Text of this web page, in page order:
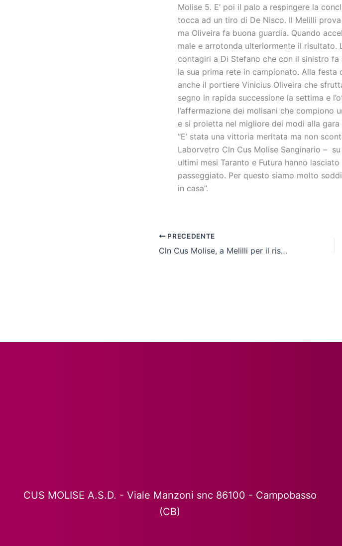
Molise 5. E’ poi il palo a respingere la
tocca ad un tiro di De Nisco. Il Melilli
ma Oliveira fa buona guardia. Quando
male e arrotonda ulteriormente il risultato.
contagiri a Di Stefano che con il sinistro
la sua prima rete in campionato. Alla
anche il portiere Vinicius Oliveira che
segno in rapida successione la settima e
l’affermazione dei molisani che compiono
e si proietta nel migliore dei modi alla
“E’ stata una vittoria meritata ma non
Laborvetro Cln Cus Molise Sanginario –
ultimi mesi Taranto e Futura hanno
passeggiato. Per questo siamo molto
in casa”.
PRECEDENTE
Cln Cus Molise, a Melilli per il riscatto
CUS MOLISE A.S.D. - Viale Manzoni snc 86100 - Campobasso
(CB)